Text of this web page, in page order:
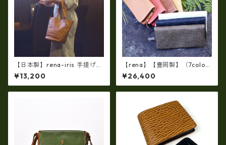
【日本製】rena-iris 手提げト
ート柔らかい素上げ姫路レザ
ー・ソフトオイルレザー ハ
ンドトート rn-29
¥13,200
【rena】【豊岡製】（7colo
r）佐賀牛革（素上げメッシュ
タイプ）オイルレザーラウン
ドファスナー 長財布【FB-00
¥26,400